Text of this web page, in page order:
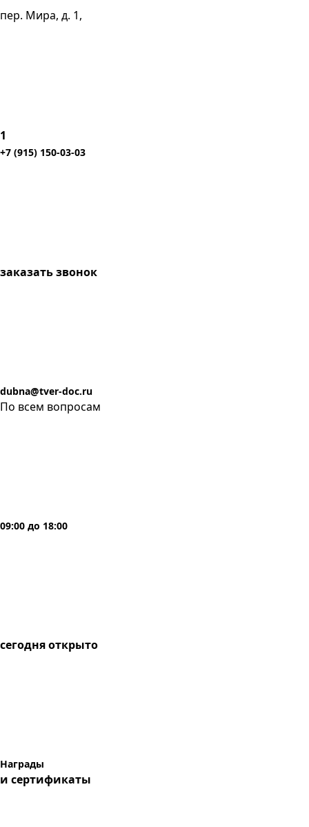
пер. Мира, д. 1,
1
+7 (915) 150-03-03
заказать звонок
dubna@tver-doc.ru
По всем вопросам
09:00 до 18:00
сегодняоткрыто
Награды
и сертификаты